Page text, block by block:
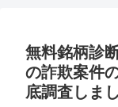
無料銘柄診
の詐欺案件
底調査しま